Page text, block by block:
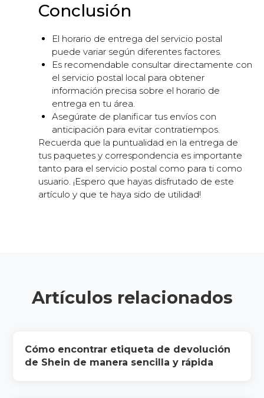
Conclusión
El horario de entrega del servicio postal
puede variar según diferentes factores.
Es recomendable consultar directamente con
el servicio postal local para obtener
información precisa sobre el horario de
entrega en tu área.
Asegúrate de planificar tus envíos con
anticipación para evitar contratiempos.
Recuerda que la puntualidad en la entrega de
tus paquetes y correspondencia es importante
tanto para el servicio postal como para ti como
usuario. ¡Espero que hayas disfrutado de este
artículo y que te haya sido de utilidad!
Artículos relacionados
Cómo encontrar etiqueta de devolución
de Shein de manera sencilla y rápida